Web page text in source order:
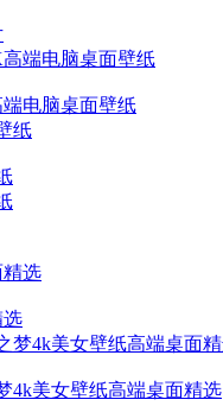
电脑桌面壁纸
选
4k美女壁纸高端桌面精选